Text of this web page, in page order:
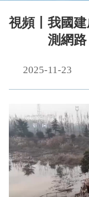
視頻丨我國
測網路
2025-11-23